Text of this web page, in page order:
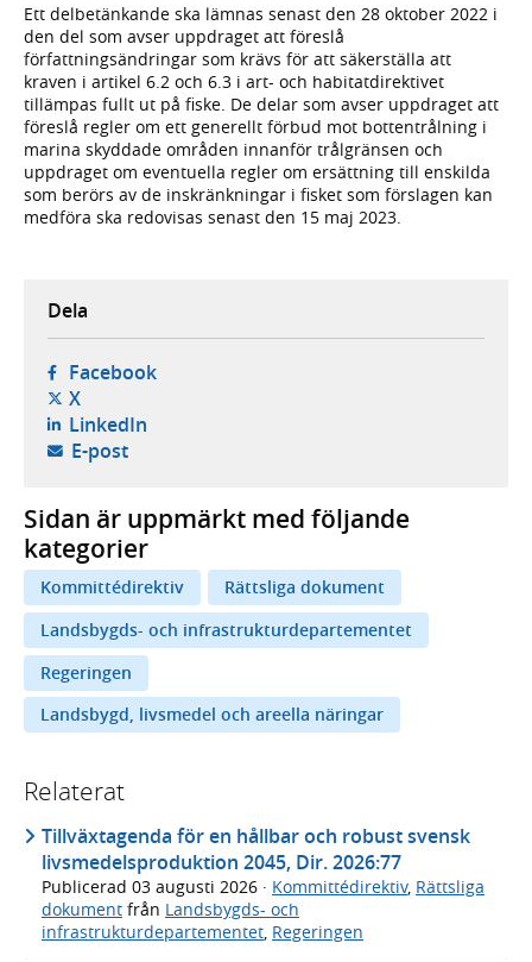
Ett delbetänkande ska lämnas senast den 28 oktober 2022 i
den del som avser uppdraget att föreslå
författningsändringar som krävs för att säkerställa att
kraven i artikel 6.2 och 6.3 i art- och habitatdirektivet
tillämpas fullt ut på fiske. De delar som avser uppdraget att
föreslå regler om ett generellt förbud mot bottentrålning i
marina skyddade områden innanför trålgränsen och
uppdraget om eventuella regler om ersättning till enskilda
som berörs av de inskränkningar i fisket som förslagen kan
medföra ska redovisas senast den 15 maj 2023.
Dela
Facebook- öppnas i ny flik, extern webbplats,
X- öppnas i ny flik, extern webbplats,
LinkedIn- öppnas i ny flik, extern webbplats,
E-post- öppnar din e-postklient,
Sidan är uppmärkt med följande
kategorier
Kommittédirektiv
Rättsliga dokument
Landsbygds- och infrastrukturdepartementet
Regeringen
Landsbygd, livsmedel och areella näringar
Relaterat
Tillväxtagenda för en hållbar och robust svensk
livsmedelsproduktion 2045, Dir. 2026:77
Publicerad 03 augusti 2026 · Kommittédirektiv, Rättsliga
dokument från Landsbygds- och
infrastrukturdepartementet, Regeringen